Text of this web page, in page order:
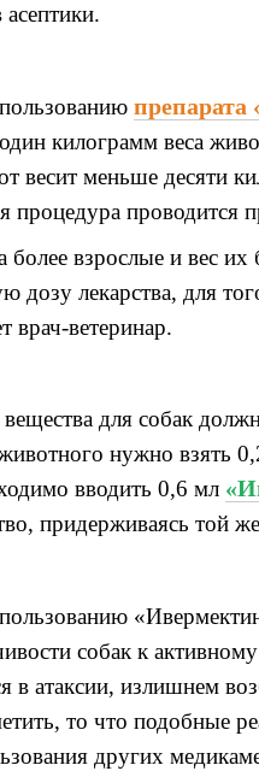
асептики.
препарата
килограмм веса
весит меньше десяти
процедура проводится
более взрослые и вес их
дозу лекарства, для
врач-ветеринар.
для собак
нужно взять
вводить 0,6 мл
, придерживаясь той
собак к активному
в атаксии, излишнем
, то что подобные
других